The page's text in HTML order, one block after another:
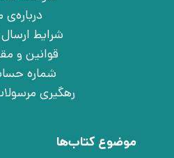
درباره‌ی
شرایط
قوانین و
شماره
رهگیری
موضوع کتاب‌ها